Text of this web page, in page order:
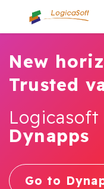
New
Trusted
Logicasoft
Dynapps
Go to